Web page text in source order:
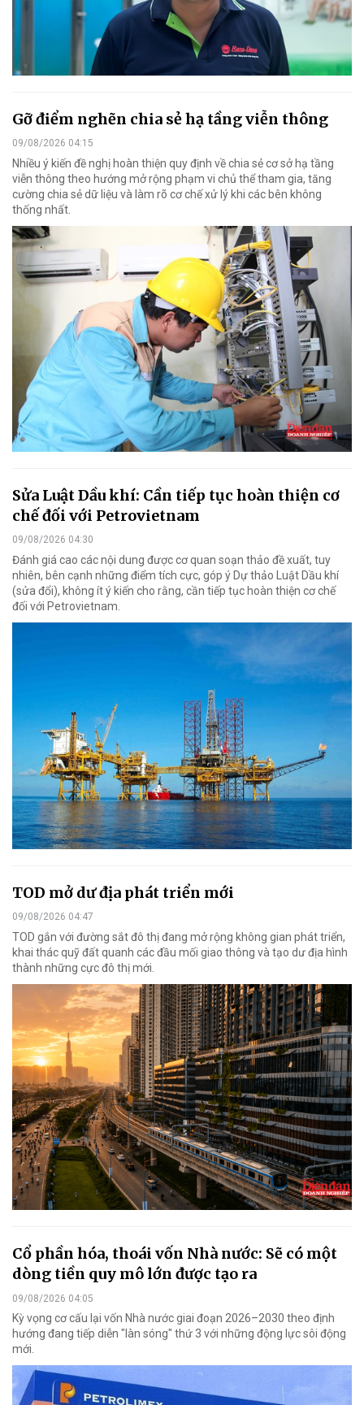
Gỡ điểm nghẽn chia sẻ hạ tầng viễn thông
09/08/2026 04:15
Nhiều ý kiến đề nghị hoàn thiện quy định về chia sẻ cơ sở hạ tầng
viễn thông theo hướng mở rộng phạm vi chủ thể tham gia, tăng
cường chia sẻ dữ liệu và làm rõ cơ chế xử lý khi các bên không
thống nhất.
Sửa Luật Dầu khí: Cần tiếp tục hoàn thiện cơ
chế đối với Petrovietnam
09/08/2026 04:30
Đánh giá cao các nội dung được cơ quan soạn thảo đề xuất, tuy
nhiên, bên cạnh những điểm tích cực, góp ý Dự thảo Luật Dầu khí
(sửa đổi), không ít ý kiến cho rằng, cần tiếp tục hoàn thiện cơ chế
đối với Petrovietnam.
TOD mở dư địa phát triển mới
09/08/2026 04:47
TOD gắn với đường sắt đô thị đang mở rộng không gian phát triển,
khai thác quỹ đất quanh các đầu mối giao thông và tạo dư địa hình
thành những cực đô thị mới.
Cổ phần hóa, thoái vốn Nhà nước: Sẽ có một
dòng tiền quy mô lớn được tạo ra
09/08/2026 04:05
Kỳ vọng cơ cấu lại vốn Nhà nước giai đoạn 2026–2030 theo định
hướng đang tiếp diễn "làn sóng" thứ 3 với những động lực sôi động
mới.